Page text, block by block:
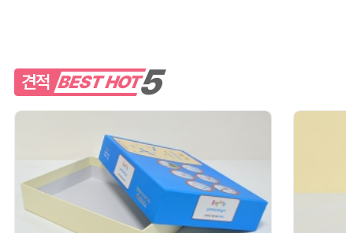
견적 BEST HOT5